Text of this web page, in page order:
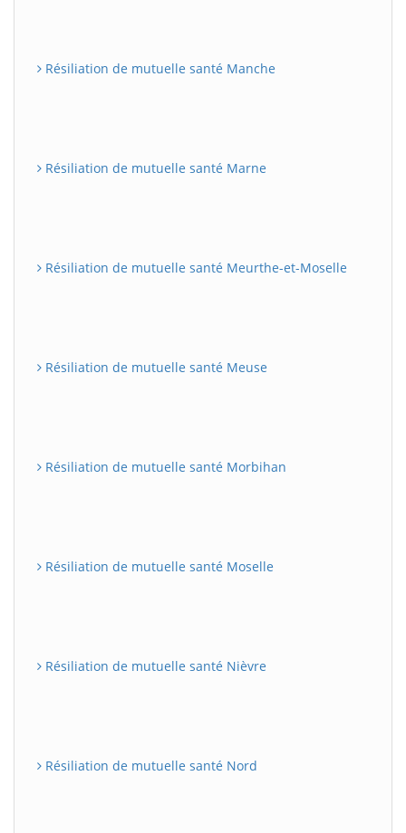
Résiliation de mutuelle santé Manche
Résiliation de mutuelle santé Marne
Résiliation de mutuelle santé Meurthe-et-Moselle
Résiliation de mutuelle santé Meuse
Résiliation de mutuelle santé Morbihan
Résiliation de mutuelle santé Moselle
Résiliation de mutuelle santé Nièvre
Résiliation de mutuelle santé Nord